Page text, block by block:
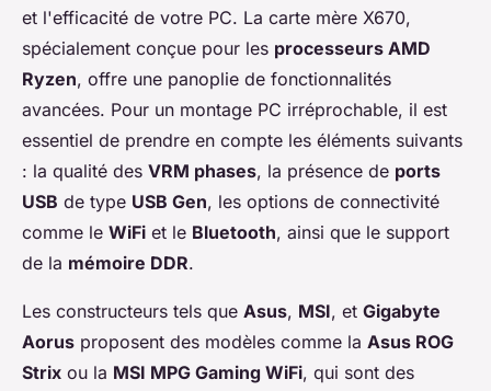
et l'efficacité de votre PC. La carte mère X670,
spécialement conçue pour les processeurs AMD
Ryzen, offre une panoplie de fonctionnalités
avancées. Pour un montage PC irréprochable, il est
essentiel de prendre en compte les éléments suivants
: la qualité des VRM phases, la présence de ports
USB de type USB Gen, les options de connectivité
comme le WiFi et le Bluetooth, ainsi que le support
de la mémoire DDR.
Les constructeurs tels que Asus, MSI, et Gigabyte
Aorus proposent des modèles comme la Asus ROG
Strix ou la MSI MPG Gaming WiFi, qui sont des